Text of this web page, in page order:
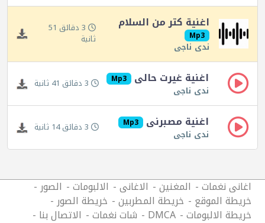
اغنية كتر من السلام
Mp3
ندى ناجى
3 دقائق 51
ثانية
اغنية غيرت حالى Mp3
ندى ناجى 3 دقائق 41 ثانية
اغنية مصبرنى Mp3
ندى ناجى 3 دقائق 14 ثانية
اغانى نغمات المغنين الاغانى الالبومات الصور
خريطة الموقع خريطة المطربين خريطة الصور
خريطة الالبومات DMCA شات نغمات الاتصال بنا